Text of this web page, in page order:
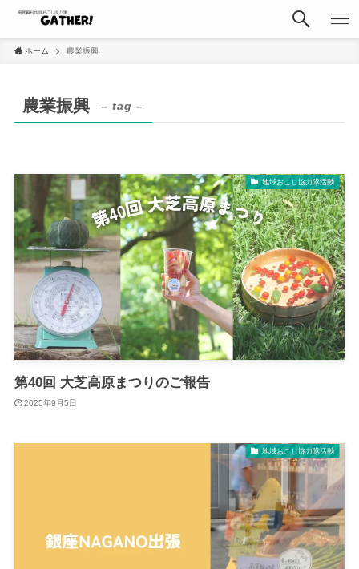
ホーム 農業振興
農業振興 – tag –
地域おこし協力隊活動
第40回 大芝高原まつりのご報告
2025年9月5日
地域おこし協力隊活動